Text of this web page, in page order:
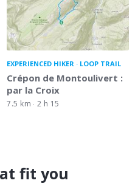
EXPERIENCED HIKER LOOP TRAIL
Crépon de Montoulivert :
par la Croix
7.5 km 2 h 15
fit you